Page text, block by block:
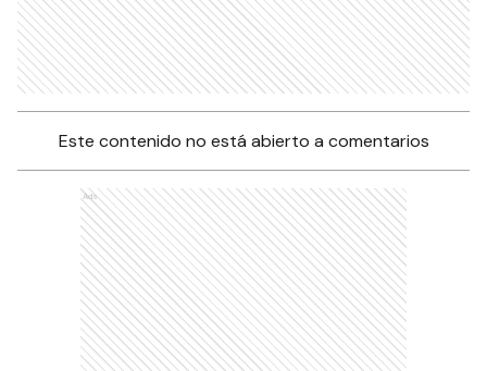
Este contenido no está abierto a comentarios
Ads